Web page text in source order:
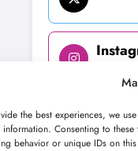
the best experiences, we
information. Consenting to
behavior or unique IDs on